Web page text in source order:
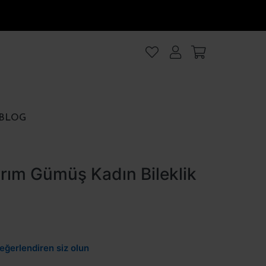
BLOG
Gümüş Kadın Bileklik
siz olun
Hepsini kabul et